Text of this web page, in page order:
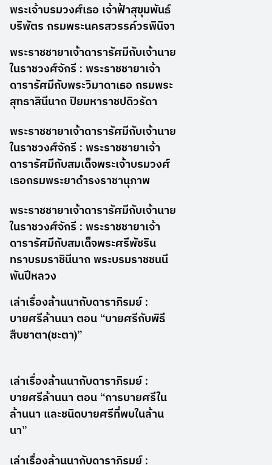
พระเจ้าบรมวงศ์เธอ เจ้าฟ้าสุขุมพันธ์
บริพัตร กรมพระนครสวรรค์วรพินิจา
พระราชชายาเจ้าดารารัศมีกับเจ้านาย
ในราชวงศ์จักรี : พระราชชายาเจ้า
ดารารัศมีกับพระวิมาดาเธอ กรมพระ
สุทธาสินีนาถ ปิยมหาราชปดิวรัดา
พระราชชายาเจ้าดารารัศมีกับเจ้านาย
ในราชวงศ์จักรี : พระราชชายาเจ้า
ดารารัศมีกับสมเด็จพระเจ้าบรมวงศ์
เธอกรมพระยาดำรงราชานุภาพ
พระราชชายาเจ้าดารารัศมีกับเจ้านาย
ในราชวงศ์จักรี : พระราชชายาเจ้า
ดารารัศมีกับสมเด็จพระศรีพัชริน
ทราบรมราชินีนาถ พระบรมราชชนนี
พันปีหลวง
เล่าเรื่องล้านนากับดาราภิรมย์ :
บายศรีล้านนา ตอน “บายศรีกับพิธี
สืบชาตา(ชะตา)”
เล่าเรื่องล้านนากับดาราภิรมย์ :
บายศรีล้านนา ตอน “การบายศรีใน
ล้านนา และชนิดบายศรีที่พบในล้าน
นา”
เล่าเรื่องล้านนากับดาราภิรมย์ :